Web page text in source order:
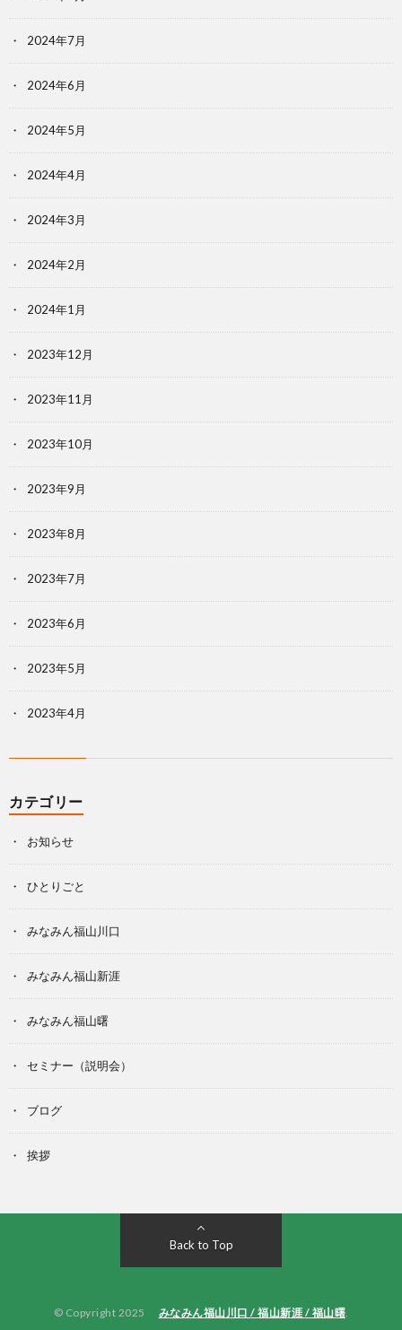
2024年7月
2024年6月
2024年5月
2024年4月
2024年3月
2024年2月
2024年1月
2023年12月
2023年11月
2023年10月
2023年9月
2023年8月
2023年7月
2023年6月
2023年5月
2023年4月
カテゴリー
お知らせ
ひとりごと
みなみん福山川口
みなみん福山新涯
みなみん福山曙
セミナー（説明会）
ブログ
挨拶
Back to Top
© Copyright 2025 みなみん福山川口 / 福山新涯 / 福山曙